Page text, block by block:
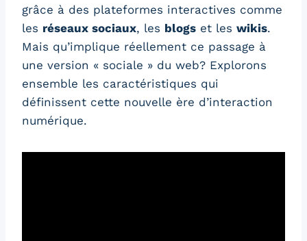
grâce à des plateformes interactives comme
les réseaux sociaux, les blogs et les wikis.
Mais qu’implique réellement ce passage à
une version « sociale » du web? Explorons
ensemble les caractéristiques qui
définissent cette nouvelle ère d’interaction
numérique.